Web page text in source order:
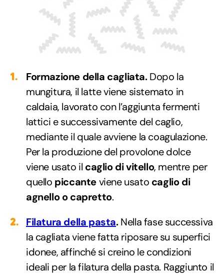
Formazione della cagliata.Dopo la
mungitura, il latte viene sistemato in
caldaia, lavorato con l’aggiunta fermenti
lattici e successivamente del caglio,
mediante il quale avviene la coagulazione.
Per la produzione del provolone dolce
viene usato il caglio di vitello, mentre per
quello piccanteviene usato caglio di
agnello o capretto.
Filatura della pasta.Nella fase successiva
la cagliata viene fatta riposare su superfici
idonee, affinché si creino le condizioni
ideali per la filatura della pasta. Raggiunto il